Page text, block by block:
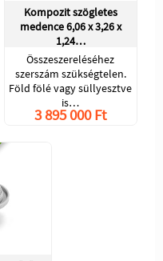
Kompozit szögletes
medence 6,06 x 3,26 x
1,24…
Összeszereléséhez
szerszám szükségtelen.
Föld fölé vagy süllyesztve
is…
3 895 000 Ft